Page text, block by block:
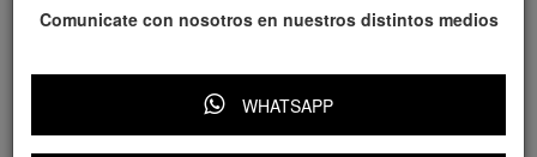
Comunicate con nosotros en nuestros distintos medios
WHATSAPP